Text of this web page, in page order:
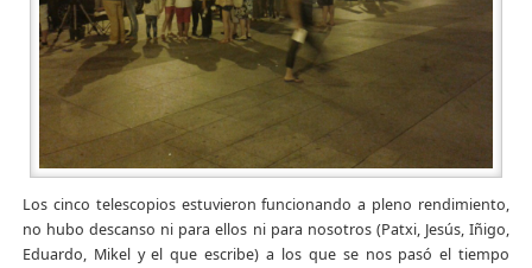
Los cinco telescopios estuvieron funcionando a pleno rendimiento,
no hubo descanso ni para ellos ni para nosotros (Patxi, Jesús, Iñigo,
Eduardo, Mikel y el que escribe) a los que se nos pasó el tiempo